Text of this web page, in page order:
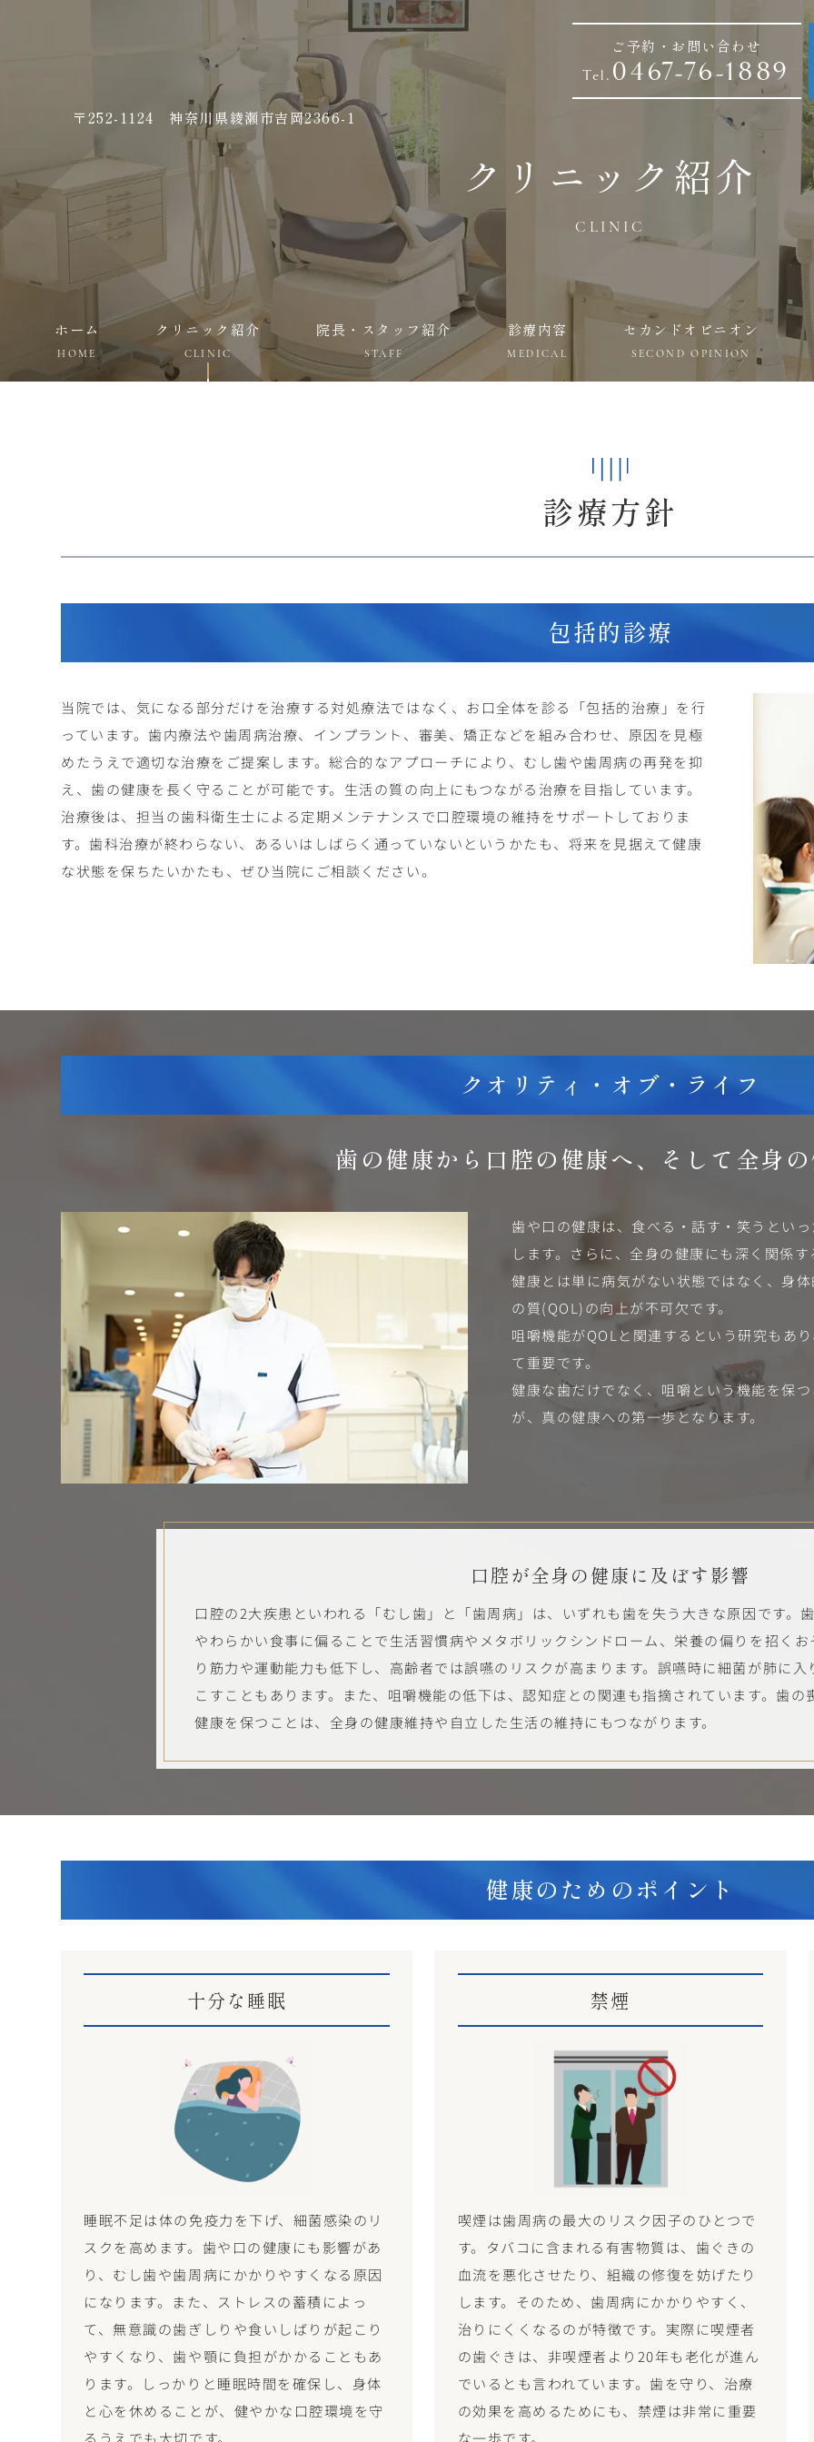
〒252-1124 神奈川県綾瀬市吉岡2366-1
ご予約・お問い合わせ
Tel. 0467-76-1889
クリニック紹介
CLINIC
ホーム
HOME
クリニック紹介
CLINIC
院長・スタッフ紹介
STAFF
診療内容
MEDICAL
セカンドオピニオン
SECOND OPINION
診療方針
包括的診療
当院では、気になる部分だけを治療する対処療法ではなく、お口全体を診る「包括的治療」を行
っています。歯内療法や歯周病治療、インプラント、審美、矯正などを組み合わせ、原因を見極
めたうえで適切な治療をご提案します。総合的なアプローチにより、むし歯や歯周病の再発を抑
え、歯の健康を長く守ることが可能です。生活の質の向上にもつながる治療を目指しています。
治療後は、担当の歯科衛生士による定期メンテナンスで口腔環境の維持をサポートしておりま
す。歯科治療が終わらない、あるいはしばらく通っていないというかたも、将来を見据えて健康
な状態を保ちたいかたも、ぜひ当院にご相談ください。
クオリティ・オブ・ライフ
歯の健康から口腔の健康へ、 そして全身
歯や口の健康は、食べる・話す・笑うとい
します。さらに、全身の健康にも深く関係
健康とは単に病気がない状態ではなく、身
の質(QOL)の向上が不可欠です。
咀嚼機能がQOLと関連するという研究もあ
て重要です。
健康な歯だけでなく、咀嚼という機能を保
が、真の健康への第一歩となります。
口腔が全身の健康に及ぼす影響
口腔の2大疾患といわれる「むし歯」と「歯周病」は、いずれも歯を失う大きな原因です。
やわらかい食事に偏ることで生活習慣病やメタボリックシンドローム、栄養の偏りを招く
り筋力や運動能力も低下し、高齢者では誤嚥のリスクが高まります。誤嚥時に細菌が肺に
こすこともあります。また、咀嚼機能の低下は、認知症との関連も指摘されています。歯
健康を保つことは、全身の健康維持や自立した生活の維持にもつながります。
健康のためのポイント
十分な睡眠
睡眠不足は体の免疫力を下げ、細菌感染のリ
スクを高めます。歯や口の健康にも影響があ
り、むし歯や歯周病にかかりやすくなる原因
になります。また、ストレスの蓄積によっ
て、無意識の歯ぎしりや食いしばりが起こり
やすくなり、歯や顎に負担がかかることもあ
ります。しっかりと睡眠時間を確保し、身体
と心を休めることが、健やかな口腔環境を守
るうえでも大切です。
禁煙
喫煙は歯周病の最大のリスク因子のひとつで
す。タバコに含まれる有害物質は、歯ぐきの
血流を悪化させたり、組織の修復を妨げたり
します。そのため、歯周病にかかりやすく、
治りにくくなるのが特徴です。実際に喫煙者
の歯ぐきは、非喫煙者より20年も老化が進ん
でいるとも言われています。歯を守り、治療
の効果を高めるためにも、禁煙は非常に重要
な一歩です。